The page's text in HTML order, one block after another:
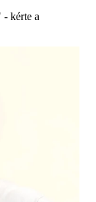
kérte a